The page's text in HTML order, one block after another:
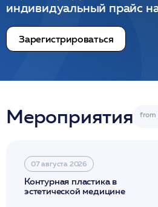
индивидуальный прайс
Зарегистрироваться
Мероприятия
07 августа 2026
Контурная пластика в
эстетической медицине